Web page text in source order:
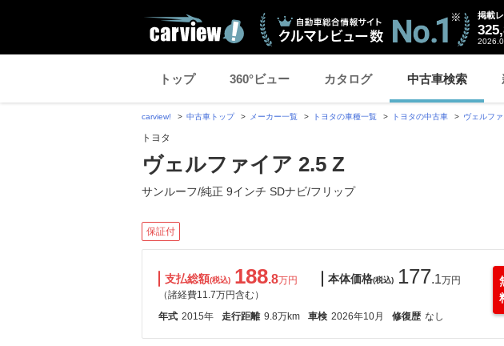
掲載
トップ 360°ビュー カタログ 中古車検索
carview! 中古車トップ メーカー一覧 トヨタの車種一覧 トヨタの中古車 ヴェルフ
トヨタ
ヴェルファイア 2.5 Z
サンルーフ/純正 9インチ SDナビ/フリップ
保証付
支払総額(税込) 188.8万円
（諸経費11.7万円含む）
本体価格(税込) 177.1万円
年式 2015年 走行距離 9.8万km 車検 2026年10月 修復歴 なし